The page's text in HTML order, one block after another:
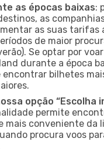
as épocas baixas:
as
as suas tarifas
de maior
Se optar por
durante a época
encontrar bilhetes
opção “Escolha
permite
mais conveniente da
procura voos